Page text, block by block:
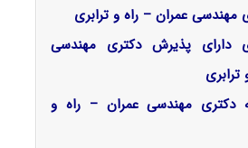
عمران – راه و ترابری
دارای پذیرش دکتری مهندسی
دکتری مهندسی عمران – راه و